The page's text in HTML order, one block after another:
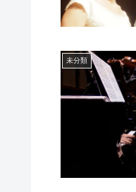
未分類